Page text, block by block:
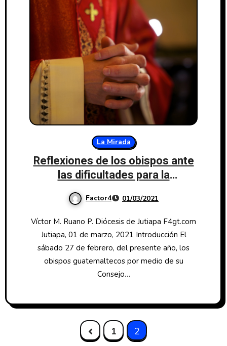
La Mirada
Reflexiones de los obispos ante
las dificultades para la
integración de las Cortes
Factor4 01/03/2021
Víctor M. Ruano P. Diócesis de Jutiapa F4gt.com
Jutiapa, 01 de marzo, 2021 Introducción El
sábado 27 de febrero, del presente año, los
obispos guatemaltecos por medio de su
Consejo…
1 2